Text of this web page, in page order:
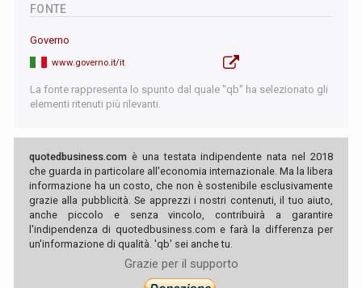
FONTE
Governo
www.governo.it/it
La fonte rappresenta lo spunto dal quale "qb" ha selezionato gli
elementi ritenuti più rilevanti.
quotedbusiness.com è una testata indipendente nata nel 2018
che guarda in particolare all'economia internazionale. Ma la libera
informazione ha un costo, che non è sostenibile esclusivamente
grazie alla pubblicità. Se apprezzi i nostri contenuti, il tuo aiuto,
anche piccolo e senza vincolo, contribuirà a garantire
l'indipendenza di quotedbusiness.com e farà la differenza per
un'informazione di qualità. 'qb' sei anche tu.
Grazie per il supporto